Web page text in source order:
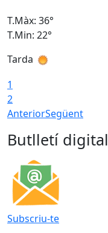
T.Màx: 36°
T.Min: 22°
Tarda
1
2
AnteriorSegüent
Butlletí digital
Subscriu-te